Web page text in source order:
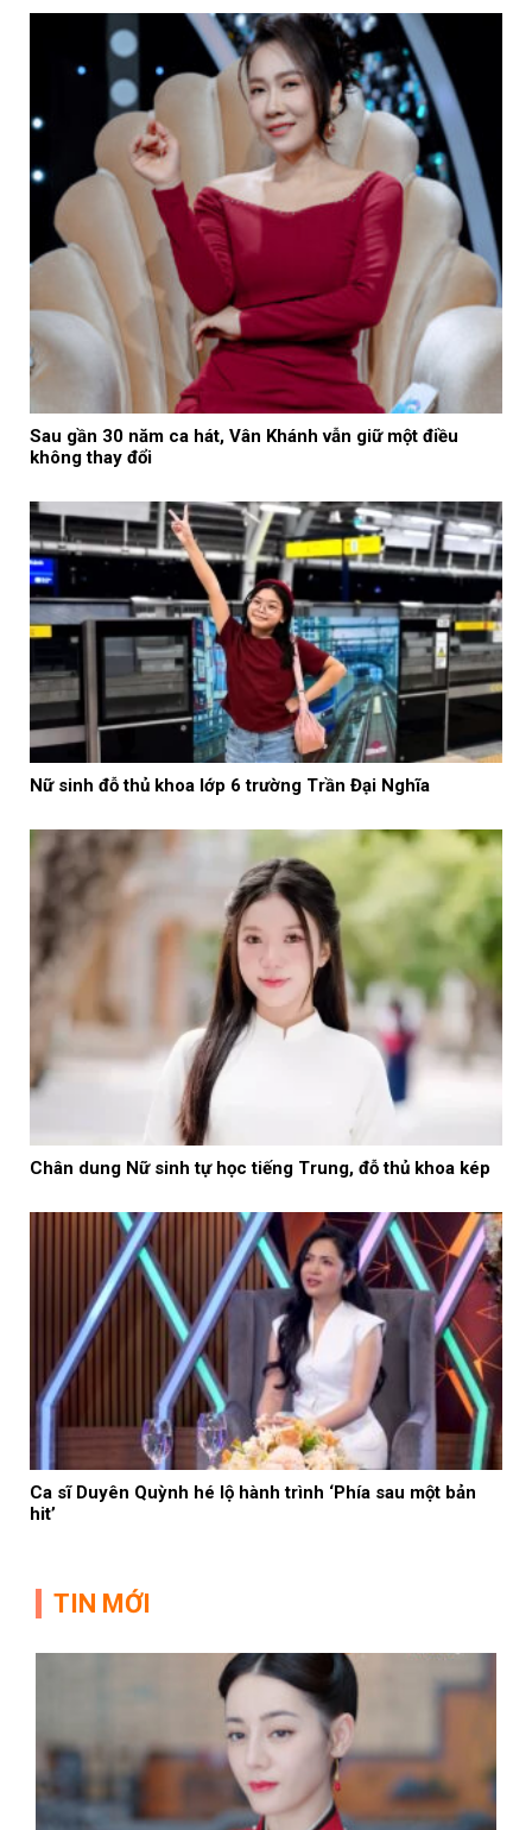
Sau gần 30 năm ca hát, Vân Khánh vẫn giữ một điều
không thay đổi
Nữ sinh đỗ thủ khoa lớp 6 trường Trần Đại Nghĩa
Chân dung Nữ sinh tự học tiếng Trung, đỗ thủ khoa kép
Ca sĩ Duyên Quỳnh hé lộ hành trình ‘Phía sau một bản
hit’
TIN MỚI